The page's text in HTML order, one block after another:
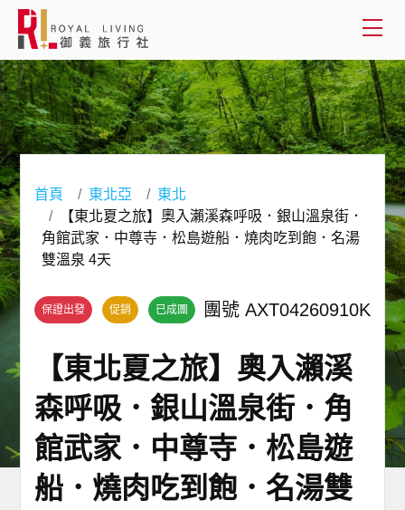
會員登入
國外旅遊
客製服務
關於御義
客服專線(02) 2515-1218
首頁 東北亞
東北
【東北夏之旅】奧入瀨溪森呼吸．銀山溫泉街．
角館武家．中尊寺．松島遊船．燒肉吃到飽．名湯
雙溫泉 4天
保證出發 促銷 已成團 團號 AXT04260910K
【東北夏之旅】奧入瀨溪
森呼吸．銀山溫泉街．角
館武家．中尊寺．松島遊
船．燒肉吃到飽．名湯雙